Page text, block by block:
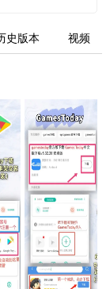
史版本 视频